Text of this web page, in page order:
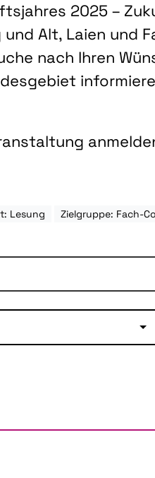
2025 –
Alt, Laien und
nach Ihren
Lesung Zielgruppe: Fach-